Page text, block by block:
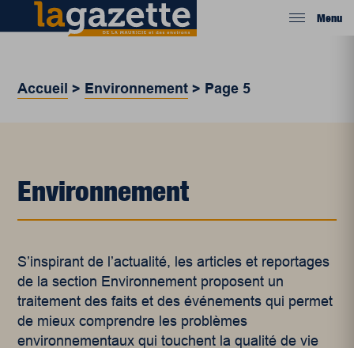
Menu
Accueil > Environnement > Page 5
Environnement
S’inspirant de l’actualité, les articles et reportages
de la section Environnement proposent un
traitement des faits et des événements qui permet
de mieux comprendre les problèmes
environnementaux qui touchent la qualité de vie